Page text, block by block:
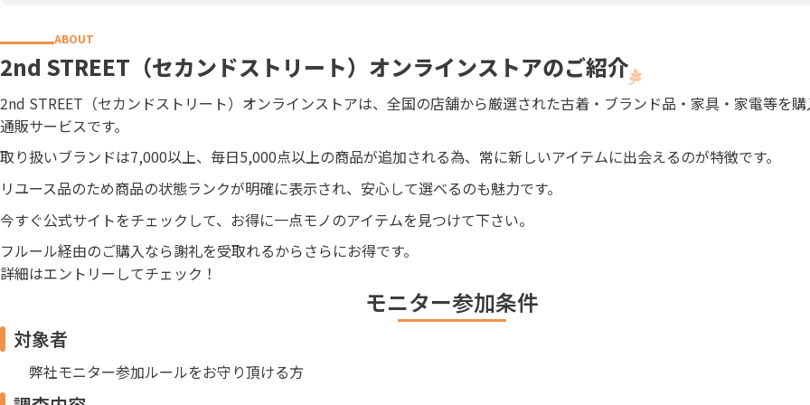
2nd STREET（セカンドストリート）オンラインストアのご紹介
2nd STREET（セカンドストリート）オンラインストアは、全国の店舗から厳選された古着・ブランド品・家具・家電等を
通販サービスです。
取り扱いブランドは7,000以上、毎日5,000点以上の商品が追加される為、常に新しいアイテムに出会えるのが特徴です。
リユース品のため商品の状態ランクが明確に表示され、安心して選べるのも魅力です。
今すぐ公式サイトをチェックして、お得に一点モノのアイテムを見つけて下さい。
フルール経由のご購入なら謝礼を受取れるからさらにお得です。
詳細はエントリーしてチェック！
モニター参加条件
対象者
弊社モニター参加ルールをお守り頂ける方